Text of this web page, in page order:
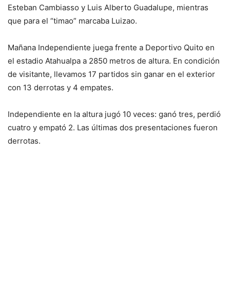
Esteban Cambiasso y Luis Alberto Guadalupe, mientras
que para el “timao” marcaba Luizao.
Mañana Independiente juega frente a Deportivo Quito en
el estadio Atahualpa a 2850 metros de altura. En condición
de visitante, llevamos 17 partidos sin ganar en el exterior
con 13 derrotas y 4 empates.
Independiente en la altura jugó 10 veces: ganó tres, perdió
cuatro y empató 2. Las últimas dos presentaciones fueron
derrotas.